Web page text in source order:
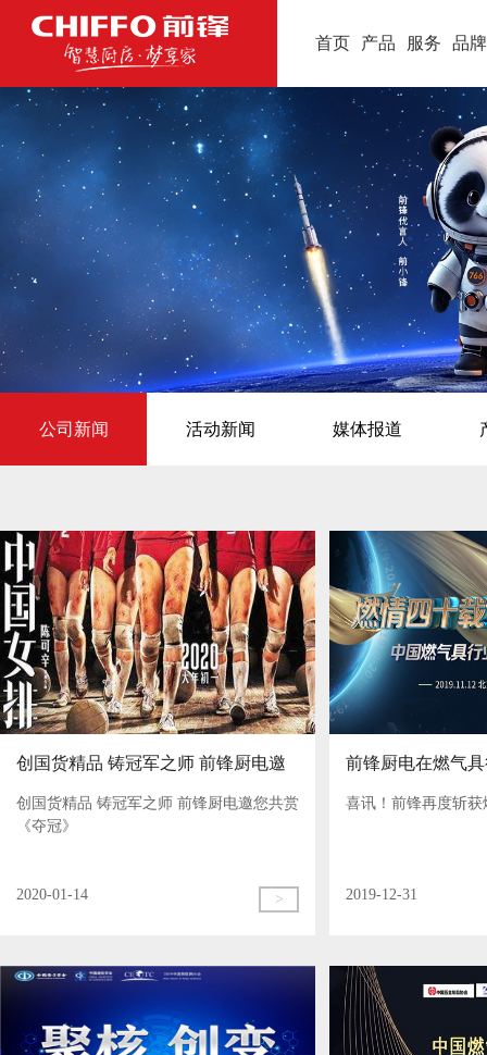
首页 产品 服务 品牌
公司新闻 活动新闻 媒体报道
创国货精品 铸冠军之师 前锋厨电邀
您共赏《夺冠》
创国货精品 铸冠军之师 前锋厨电邀您共赏
《夺冠》
2020-01-14 >
前锋厨电在燃气
喜讯！前锋再度斩
2019-12-31